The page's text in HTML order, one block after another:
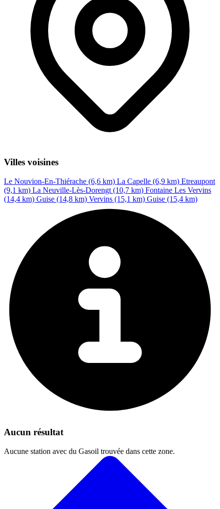
Villes voisines
Le Nouvion-En-Thiérache (6,6 km) La Capelle (6,9 km) Etreaupont
(9,1 km) La Neuville-Lès-Dorengt (10,7 km) Fontaine Les Vervins
(14,4 km) Guise (14,8 km) Vervins (15,1 km) Guise (15,4 km)
Aucun résultat
Aucune station avec du Gasoil trouvée dans cette zone.